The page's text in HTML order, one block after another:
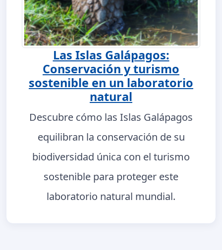
Las Islas Galápagos:
Conservación y turismo
sostenible en un laboratorio
natural
Descubre cómo las Islas Galápagos
equilibran la conservación de su
biodiversidad única con el turismo
sostenible para proteger este
laboratorio natural mundial.